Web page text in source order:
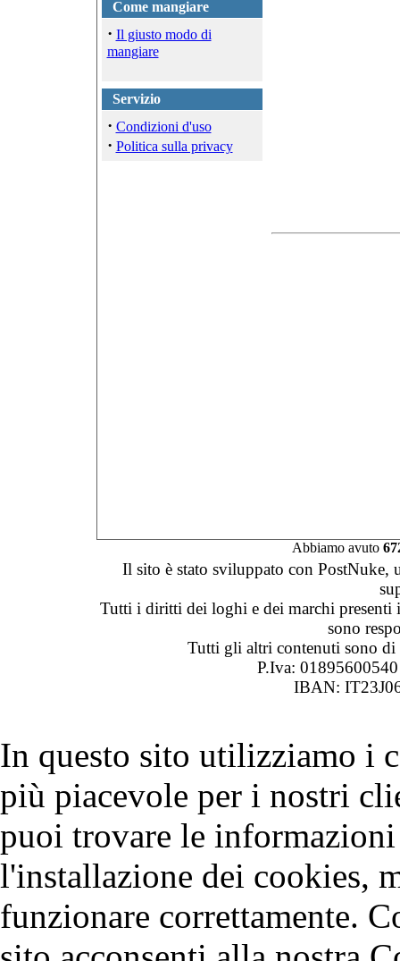
Come mangiare
· Il giusto modo di
mangiare
Servizio
· Condizioni d'uso
· Politica sulla privacy
Abbiamo avuto
Il sito è stato sviluppato con PostNuke,
Tutti i diritti dei loghi e dei marchi
sono
Tutti gli altri contenuti sono
P.Iva:
IBAN:
In questo sito utilizziamo i
più piacevole per i nostri
puoi trovare le
l'installazione dei cookies,
funzionare correttamente.